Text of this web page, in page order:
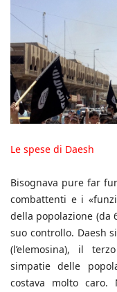
Le spese di Daesh
Bisognava pure far
combattenti e i
della popolazione (da
suo controllo. Daesh
(l’elemosina), il
simpatie delle
costava molto caro.